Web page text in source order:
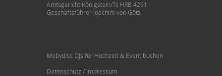
Amtsgericht Königstein/Ts HRB 4261
Geschäftsführer Joachim von Götz
Mobydisc DJs für Hochzeit & Event buchen
Datenschutz / Impressum